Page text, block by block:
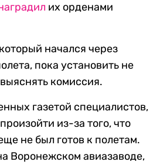
их орденами
начался через
пока установить не
комиссия.
газетой специалистов,
из-за того, что
не был готов к полетам.
Воронежском авиазаводе,